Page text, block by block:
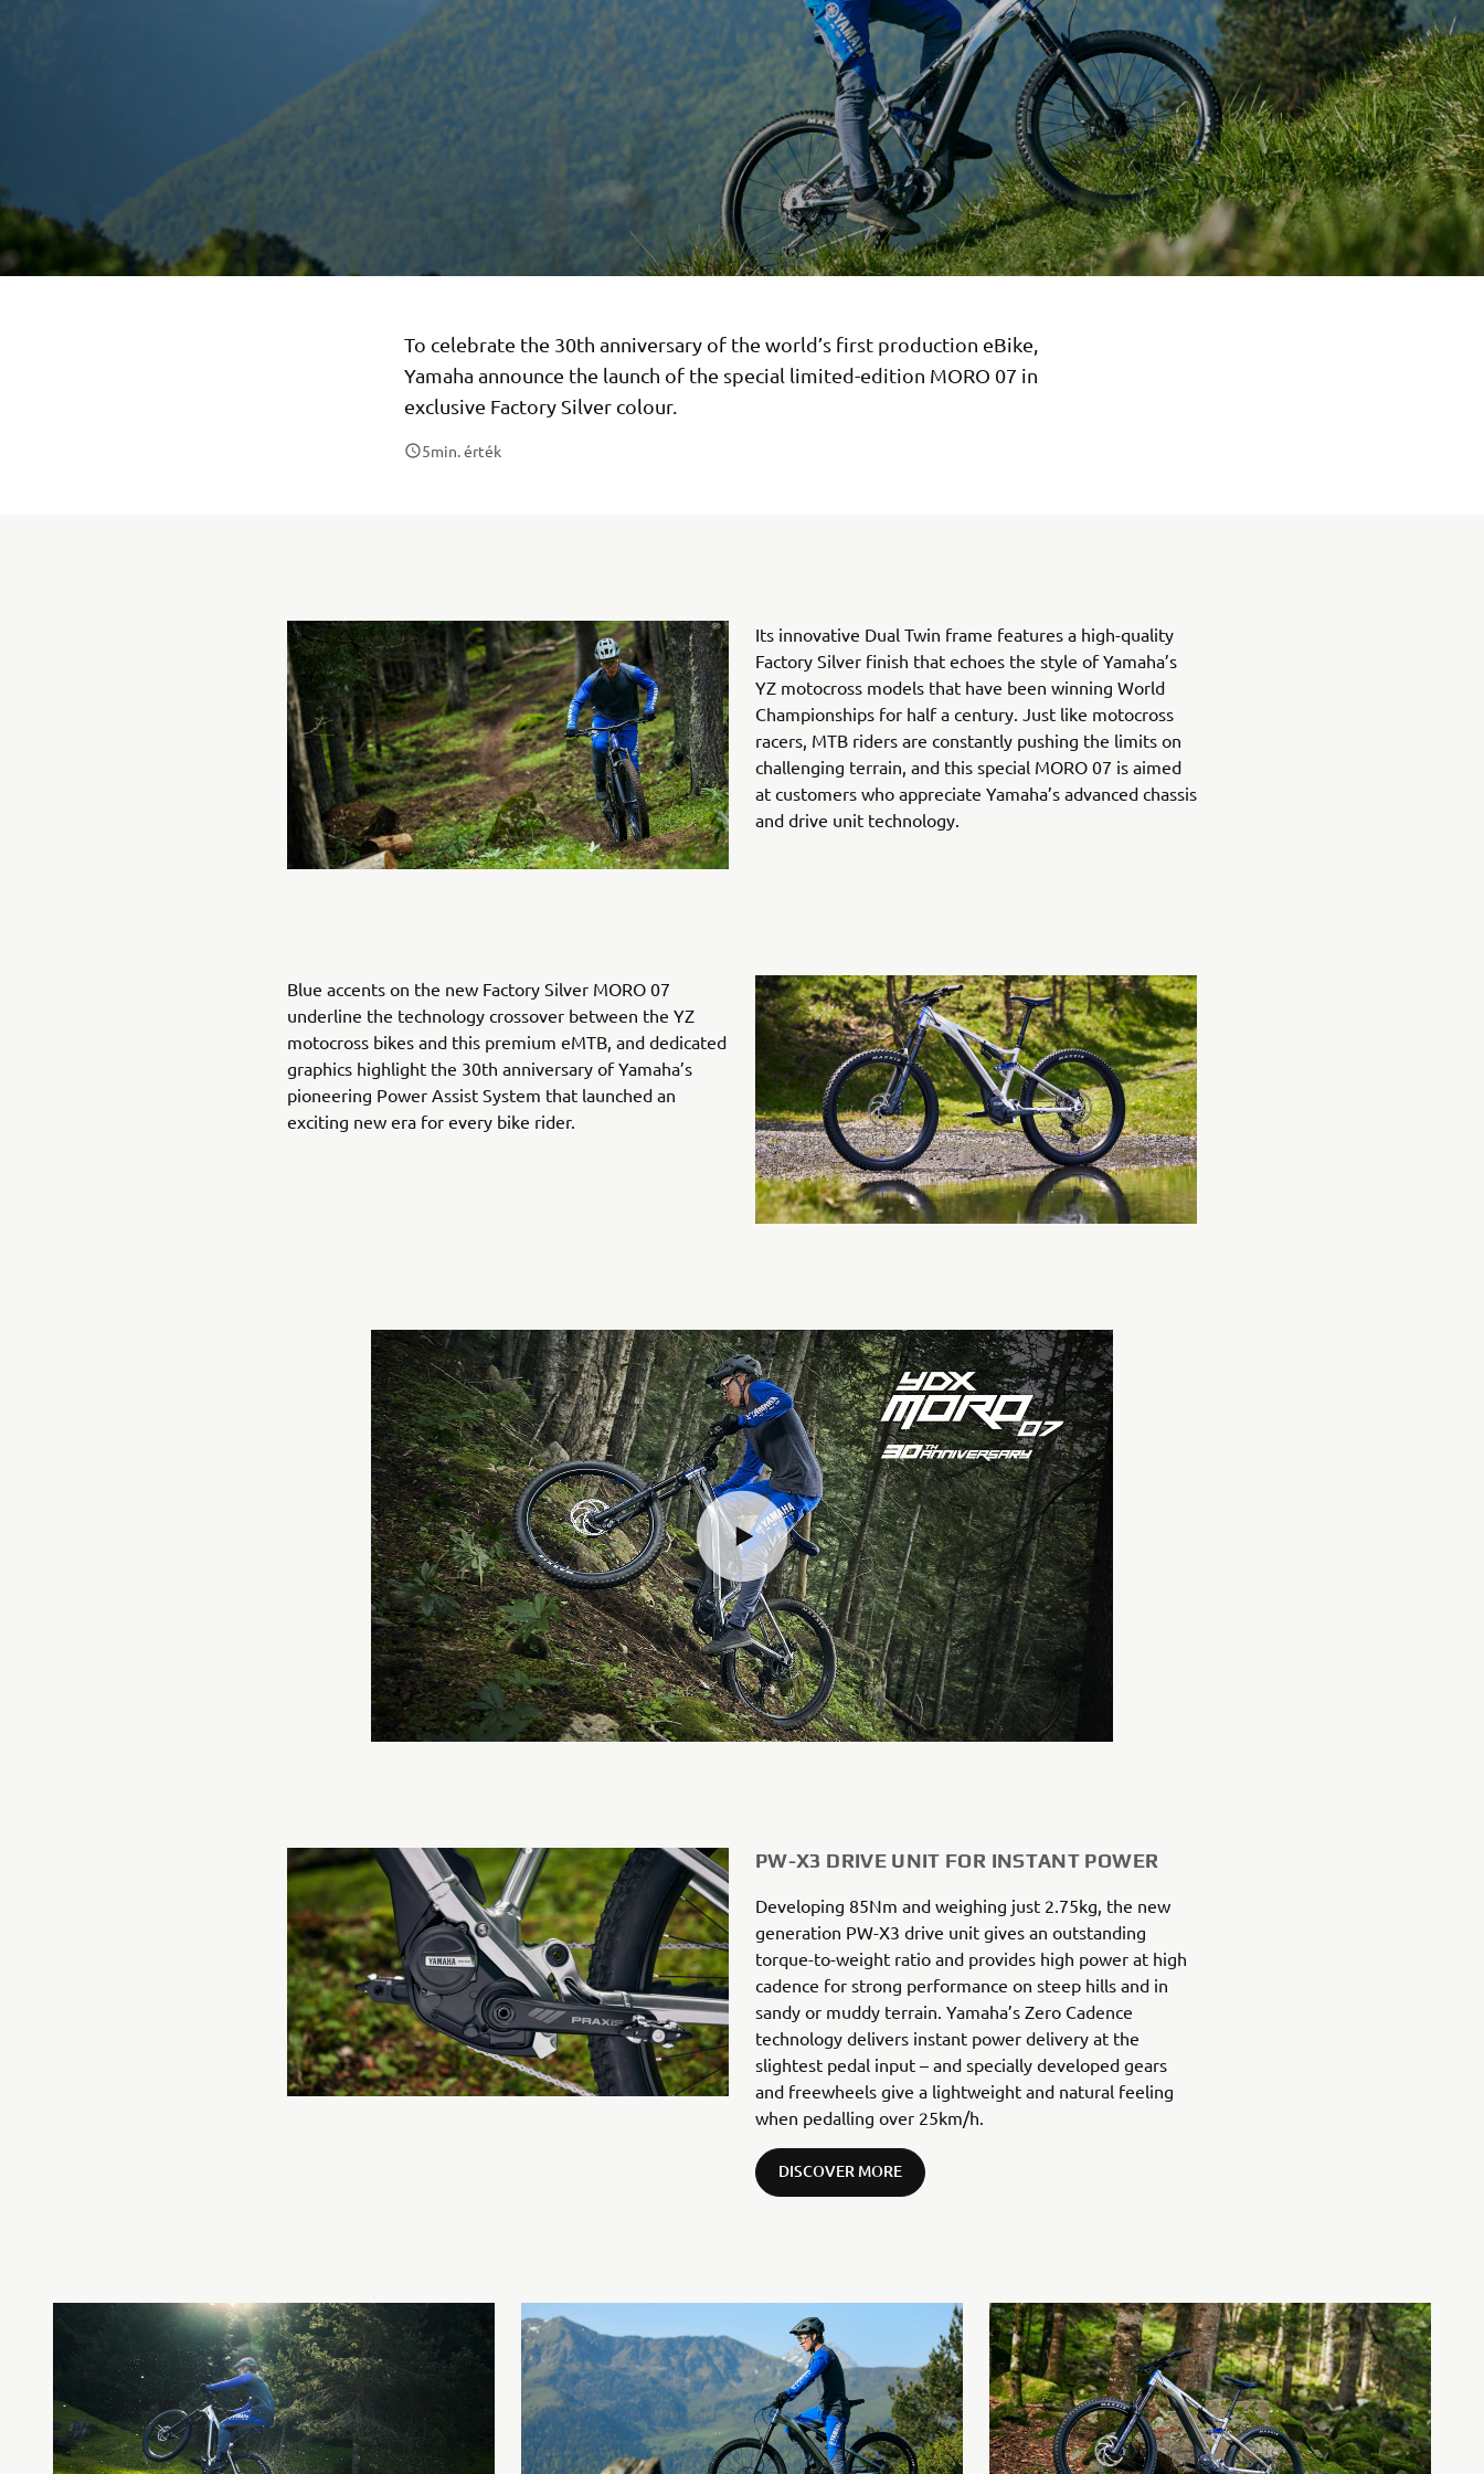
To celebrate the 30th anniversary of the world’s first production eBike,
Yamaha announce the launch of the special limited-edition MORO 07 in
exclusive Factory Silver colour.
5min. érték
Its innovative Dual Twin frame features a high-quality
Factory Silver finish that echoes the style of Yamaha’s
YZ motocross models that have been winning World
Championships for half a century. Just like motocross
racers, MTB riders are constantly pushing the limits on
challenging terrain, and this special MORO 07 is aimed
at customers who appreciate Yamaha’s advanced chassis
and drive unit technology.
Blue accents on the new Factory Silver MORO 07
underline the technology crossover between the YZ
motocross bikes and this premium eMTB, and dedicated
graphics highlight the 30th anniversary of Yamaha’s
pioneering Power Assist System that launched an
exciting new era for every bike rider.
PW-X3 DRIVE UNIT FOR INSTANT POWER
Developing 85Nm and weighing just 2.75kg, the new
generation PW-X3 drive unit gives an outstanding
torque-to-weight ratio and provides high power at high
cadence for strong performance on steep hills and in
sandy or muddy terrain. Yamaha’s Zero Cadence
technology delivers instant power delivery at the
slightest pedal input – and specially developed gears
and freewheels give a lightweight and natural feeling
when pedalling over 25km/h.
DISCOVER MORE